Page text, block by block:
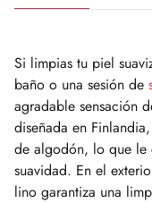
Si limpias tu piel
baño o una sesión de
agradable sensación
diseñada en
de algodón, lo que le
suavidad. En el
lino garantiza una